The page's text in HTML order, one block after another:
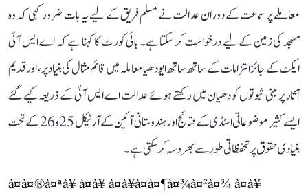
معاملے پر سماعت کے دوران عدالت نے مسلم فریق کے لیے یہ بات ضرور کہی کہ وہ
مسجد کی زمین کے لیے درخواست کر سکتا ہے۔ ہائی کورٹ کا کہنا ہے کہ اے ایس آئی
ایکٹ کے جائز التزامات کے ساتھ ساتھ ایودھیا معاملہ میں قائم مثال کی بنیاد پر، اور قدیم
آثار پر مبنی ثبوتوں کو دھیان میں رکھتے ہوئے عدالت اے ایس آئی کے ذریعہ کیے گئے
ایسے کثیر موضوعاتی اسٹڈی کے نتائج اور ہندوستانی آئین کے آرٹیکل 25 و 26 کے تحت
بنیادی حقوق پر تحفظاتی طور سے بھروسہ کر سکتی ہے۔
à¤à¤®à¤ªà¥ à¤à¥ à¤­à¥à¤à¤¶à¤¾à¤²à¤¾ à¤à¥